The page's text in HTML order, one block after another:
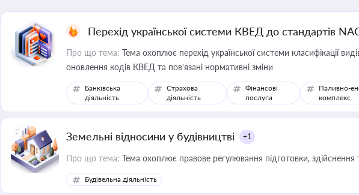
Перехід української системи КВЕД до стандартів
Про що тема: Тема охоплює перехід української системи класифікації
оновлення кодів КВЕД та пов'язані нормативні зміни
Банківська
діяльність
Страхова
діяльність
Фінансові
послуги
Паливно-
комплекс
Земельні відносини у будівництві +1
Про що тема: Тема охоплює правове регулювання підготовки, здійснення
Будівельна діяльність